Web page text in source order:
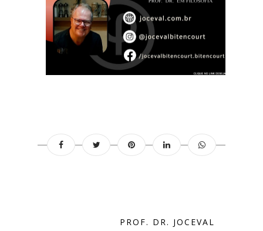
PROF. DR. JOCEVAL